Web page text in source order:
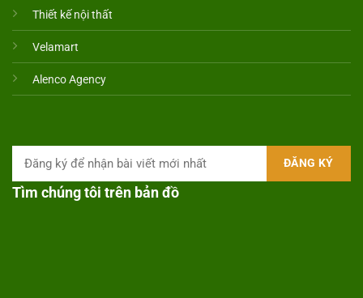
Thiết kế nội thất
Velamart
Alenco Agency
Tìm chúng tôi trên bản đồ